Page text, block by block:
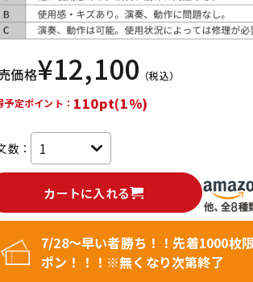
レコーディン
グ機器
配信/ライブ
機器
価格¥12,100 （税込）
予定ポイント： 110pt(1%)
数：
カートに入れる
7/28～早い者勝ち！！先着1000枚
ポン！！！※無くなり次第終了